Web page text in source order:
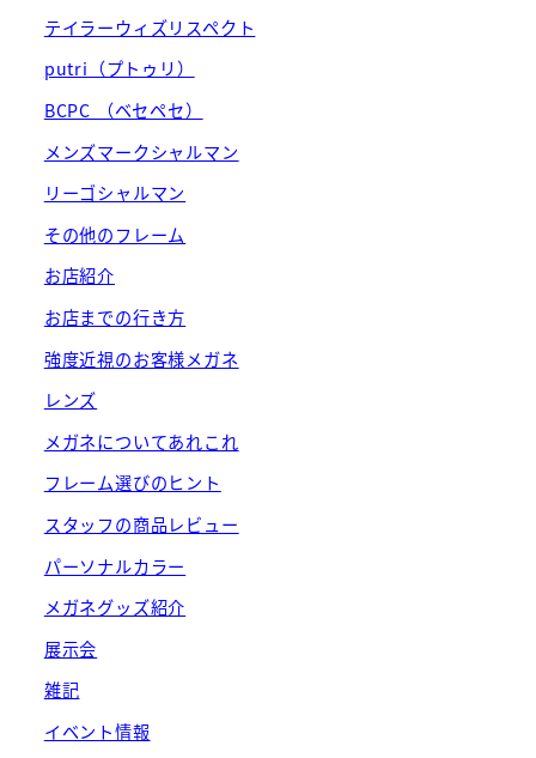
テイラーウィズリスペクト
putri（プトゥリ）
BCPC （ベセペセ）
メンズマークシャルマン
リーゴシャルマン
その他のフレーム
お店紹介
お店までの行き方
強度近視のお客様メガネ
レンズ
メガネについてあれこれ
フレーム選びのヒント
スタッフの商品レビュー
パーソナルカラー
メガネグッズ紹介
展示会
雑記
イベント情報